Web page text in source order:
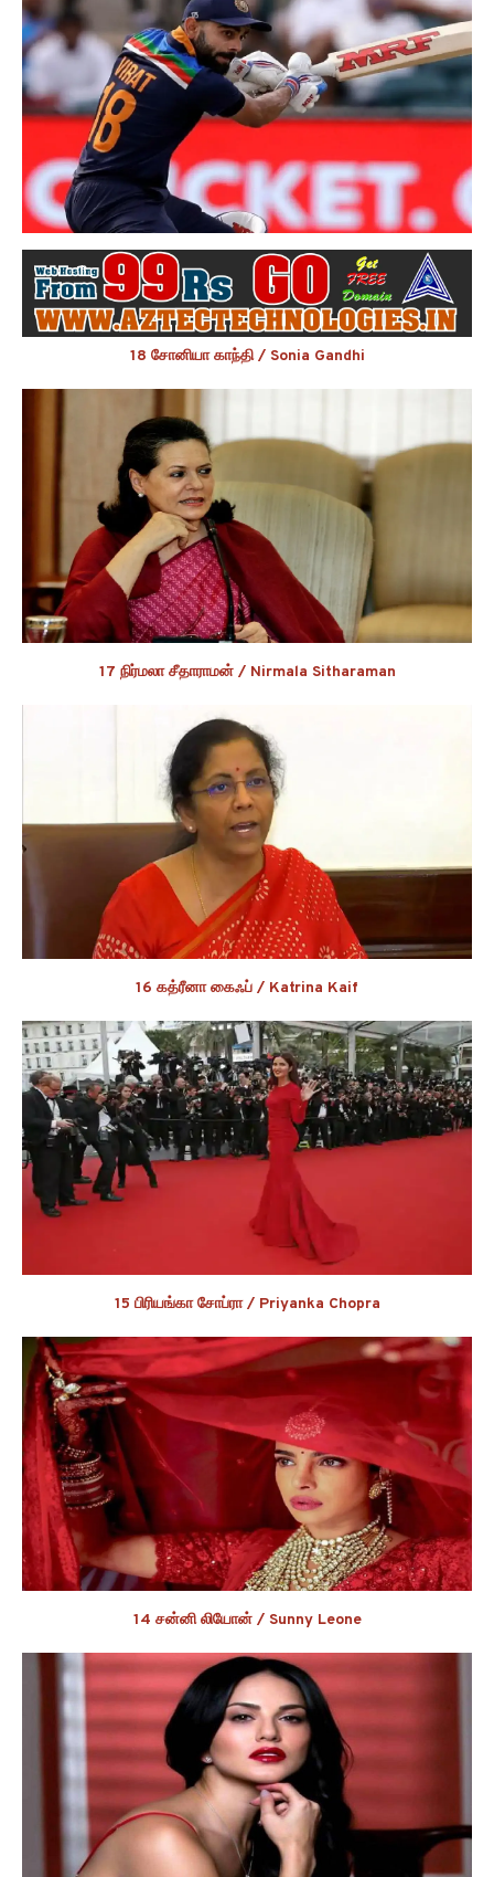
18 சோனியா காந்தி / Sonia Gandhi
17 நிர்மலா சீதாராமன் / Nirmala Sitharaman
16 கத்ரீனா கைஃப் / Katrina Kaif
15 பிரியங்கா சோப்ரா / Priyanka Chopra
14 சன்னி லியோன் / Sunny Leone